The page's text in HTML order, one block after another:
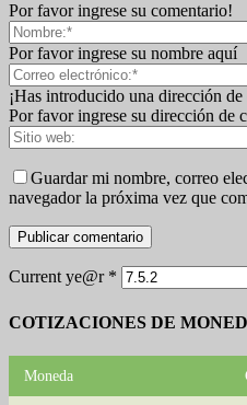
Por favor ingrese su comentario!
Por favor ingrese su nombre aquí
¡Has introducido una dirección
Por favor ingrese su dirección de
Guardar mi nombre, correo
navegador la próxima vez que
Current ye@r *
COTIZACIONES DE
Moneda